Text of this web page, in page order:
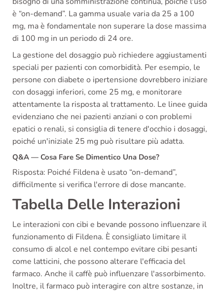
è “on-demand”. La gamma usuale varia da 25 a 100
mg, ma è fondamentale non superare la dose massima
di 100 mg in un periodo di 24 ore.
La gestione del dosaggio può richiedere aggiustamenti
speciali per pazienti con comorbidità. Per esempio, le
persone con diabete o ipertensione dovrebbero iniziare
con dosaggi inferiori, come 25 mg, e monitorare
attentamente la risposta al trattamento. Le linee guida
evidenziano che nei pazienti anziani o con problemi
epatici o renali, si consiglia di tenere d'occhio i dosaggi,
poiché un'iniziale 25 mg può risultare più adatta.
Q&A — Cosa Fare Se Dimentico Una Dose?
Risposta: Poiché Fildena è usato “on-demand”,
difficilmente si verifica l'errore di dose mancante.
Tabella Delle Interazioni
Le interazioni con cibi e bevande possono influenzare il
funzionamento di Fildena. È consigliato limitare il
consumo di alcol e nel contempo evitare cibi pesanti
come latticini, che possono alterare l'efficacia del
farmaco. Anche il caffè può influenzare l'assorbimento.
Inoltre, il farmaco può interagire con altre sostanze, in